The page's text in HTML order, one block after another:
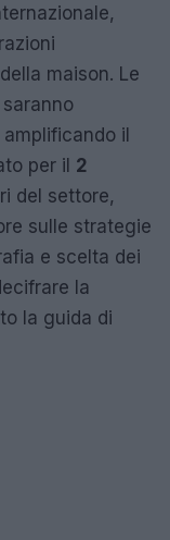
maison. Le
il
per il 2
del settore,
sulle strategie
e scelta dei
la
la guida di